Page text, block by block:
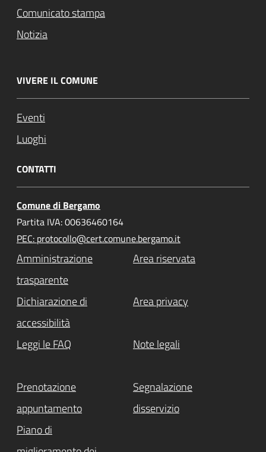
Comunicato stampa
Notizia
VIVERE IL COMUNE
Eventi
Luoghi
CONTATTI
Comune di Bergamo
Partita IVA: 00636460164
PEC: protocollo@cert.comune.bergamo.it
Amministrazione
trasparente
Area riservata
Dichiarazione di
accessibilità
Area privacy
Leggi le FAQ Note legali
Prenotazione
appuntamento
Segnalazione
disservizio
Piano di